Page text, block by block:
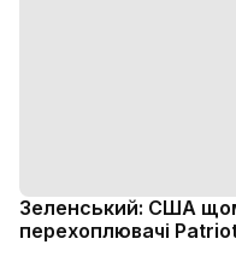
Зеленський: США
перехоплювачі